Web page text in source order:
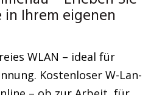
Ihrem eigenen
WLAN – ideal für
Kostenloser W-Lan-